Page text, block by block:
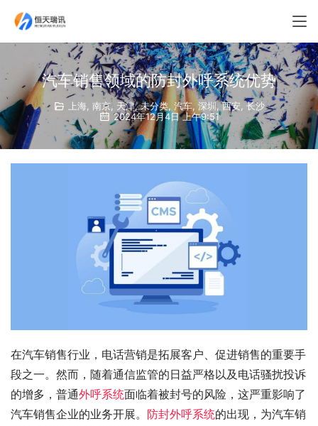
汽车销售领域的防封外呼系统优势
上海 南京, 天津,未分类, 汽车,深圳,西安 ,长沙
2024年12月4日 上午9:51
在汽车销售行业，电话营销是拓展客户、促进销售的重要手
段之一。然而，随着通信监管的日益严格以及电话骚扰投诉
的增多，普通外呼系统面临着被封号的风险，这严重影响了
汽车销售企业的业务开展。 防封外呼系统的出现，为汽车销